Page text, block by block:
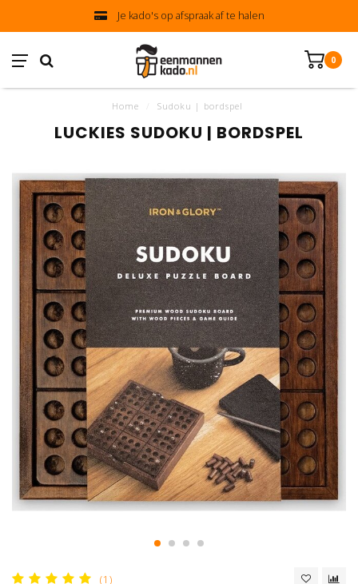
Je kado's op afspraak af te halen
0
Home Sudoku | bordspel
LUCKIES SUDOKU | BORDSPEL
(1)